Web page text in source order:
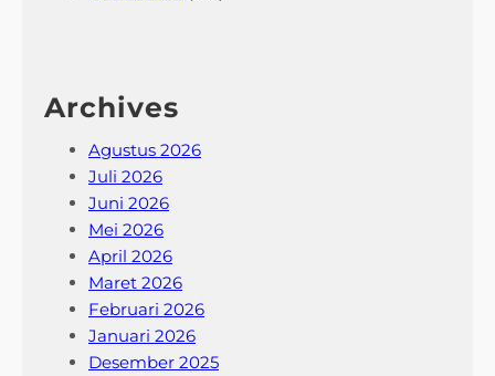
Archives
Agustus 2026
Juli 2026
Juni 2026
Mei 2026
April 2026
Maret 2026
Februari 2026
Januari 2026
Desember 2025